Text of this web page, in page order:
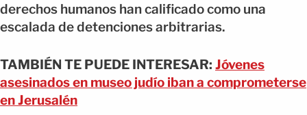
derechos humanos han calificado como una
escalada de detenciones arbitrarias.
TAMBIÉN TE PUEDE INTERESAR: Jóvenes
asesinados en museo judío iban a comprometerse
en Jerusalén